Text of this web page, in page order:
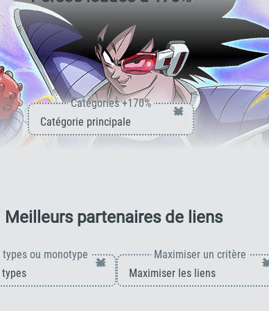
Catégories +170% ×
Meilleurs partenaires de lienspour
types ou monotype × Maximiser un critère